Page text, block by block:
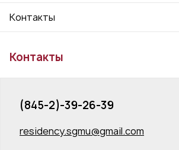
Контакты
Контакты
(845-2)-39-26-39
residency.sgmu@gmail.com